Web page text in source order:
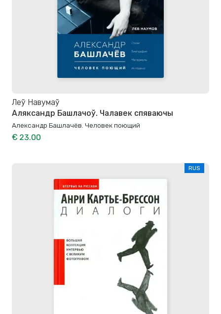
Леў Навумаў
Аляксандр Башлачоў. Чалавек спяваючы
Александр Башлачёв. Человек поющий
€ 23.00
RUS